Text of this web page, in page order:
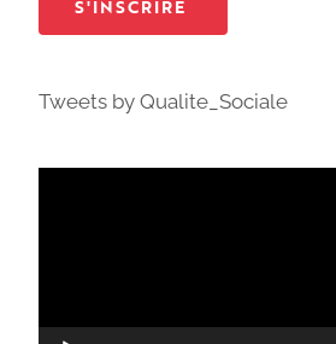
Tweets by Qualite_Sociale